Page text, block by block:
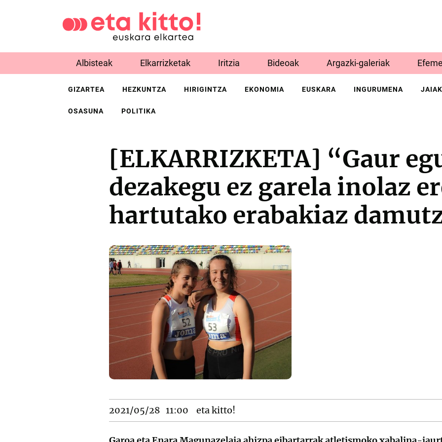
Albisteak Elkarrizketak Iritzia Bideoak Argazki-galeriak
GIZARTEA HEZKUNTZA HIRIGINTZA EKONOMIA EUSKARA INGURUMENA JAIAK
OSASUNA POLITIKA
[ELKARRIZKETA] “Gaur
dezakegu ez garela inolaz
hartutako erabakiaz
2021/05/28 11:00 eta kitto!